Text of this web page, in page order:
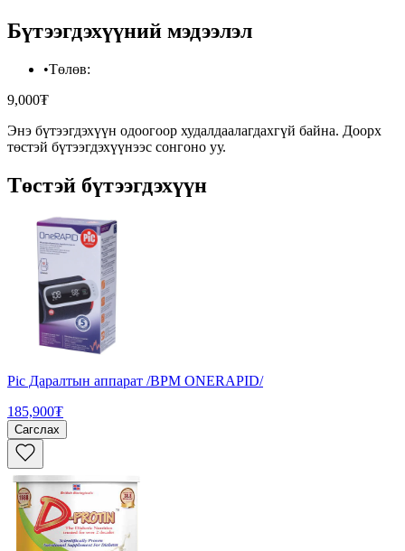
Бүтээгдэхүүний мэдээлэл
•Төлөв:
9,000₮
Энэ бүтээгдэхүүн одоогоор худалдаалагдахгүй байна. Доорх
төстэй бүтээгдэхүүнээс сонгоно уу.
Төстэй бүтээгдэхүүн
Pic Даралтын аппарат /BPM ONERAPID/
185,900₮
Сагслах